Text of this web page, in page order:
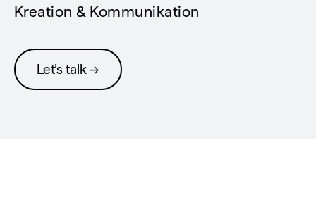
Kreation & Kommunikation
Let’s talk →